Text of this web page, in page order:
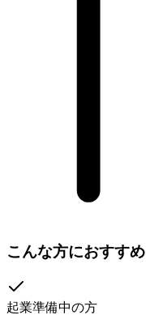
こんな方におすすめ
起業準備中の方